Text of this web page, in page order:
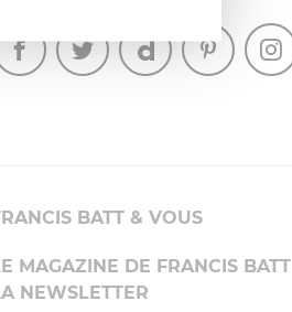
BATT & VOUS
MAGAZINE DE FRANCIS BATT
NEWSLETTER